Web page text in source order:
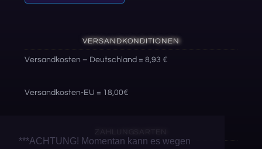
VERSANDKONDITIONEN
Versandkosten – Deutschland = 8,93 €
Versandkosten-EU = 18,00€
***ACHTUNG! Momentan kann es wegen